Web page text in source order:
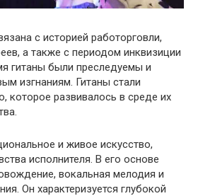
с историей работорговли,
а также с периодом инквизиции
гитаны были преследуемы и
изгнаниям. Гитаны стали
которое развивалось в среде их
и живое искусство,
исполнителя. В его основе
вокальная мелодия и
Он характеризуется глубокой